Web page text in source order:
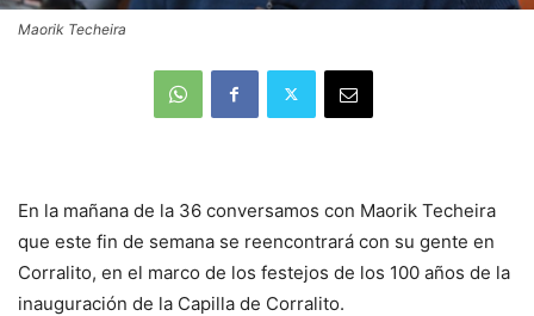
Maorik Techeira
En la mañana de la 36 conversamos con Maorik Techeira
que este fin de semana se reencontrará con su gente en
Corralito, en el marco de los festejos de los 100 años de la
inauguración de la Capilla de Corralito.